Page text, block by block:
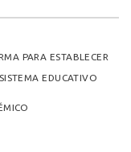
PARA ESTABLECER
EDUCATIVO